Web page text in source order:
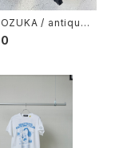
/ antiqued
/ black wit